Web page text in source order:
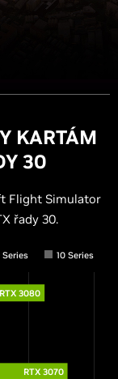
KARTÁM
30
Flight Simulator
řady 30.
Series 10 Series
RTX 3080
RTX 3070